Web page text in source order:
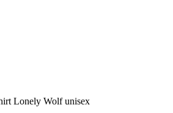
Lonely Wolf unisex